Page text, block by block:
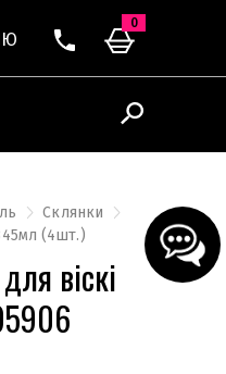
0
Склянки
(4шт.)
віскі